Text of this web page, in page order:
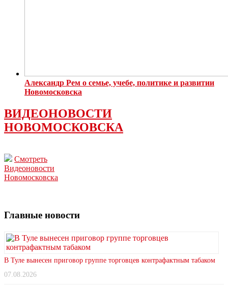
Александр Рем о семье, учебе, политике и развитии
Новомосковска
ВИДЕОНОВОСТИ
НОВОМОСКОВСКА
Смотреть
Видеоновости
Новомосковска
Главные новости
В Туле вынесен приговор группе торговцев контрафактным табаком
07.08.2026